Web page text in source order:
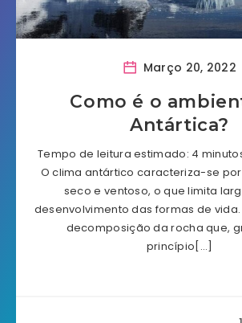
Março 20, 2022
Como é o
Antártica?
Tempo de leitura estimado: 4
O clima antártico caracteriza-se
seco e ventoso, o que limita
desenvolvimento das formas de
decomposição da rocha que,
princípio[…]